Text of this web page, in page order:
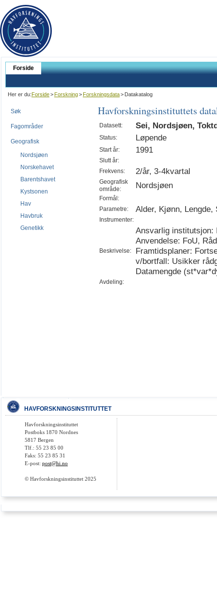
Forside
Her er du:Forside>Forskning>Forskningsdata> Datakatalog
Søk
Fagområder
Geografisk
Nordsjøen
Norskehavet
Barentshavet
Kystsonen
Hav
Havbruk
Genetikk
Havforskningsinstituttets
Datasett: Sei, Nordsjøen,
Status: Løpende
Start år: 1991
Slutt år:
Frekvens:
2/år, 3-4kvartal
Geografisk
område:
Nordsjøen
Formål:
Parametre:
Alder, Kjønn, Lengde,
Instrumenter:
Beskrivelse:
Ansvarlig institutsjon:
Anvendelse: FoU,
Framtidsplaner:
v/bortfall: Usikker
Datamengde
Avdeling:
HAVFORSKNINGSINSTITUTTET
Havforskningsinstituttet
Postboks 1870 Nordnes
5817 Bergen
Tlf.: 55 23 85 00
Faks: 55 23 85 31
E-post: post@hi.no
© Havforskningsinstituttet 2025